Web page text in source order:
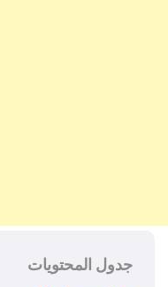
جدول المحتويات